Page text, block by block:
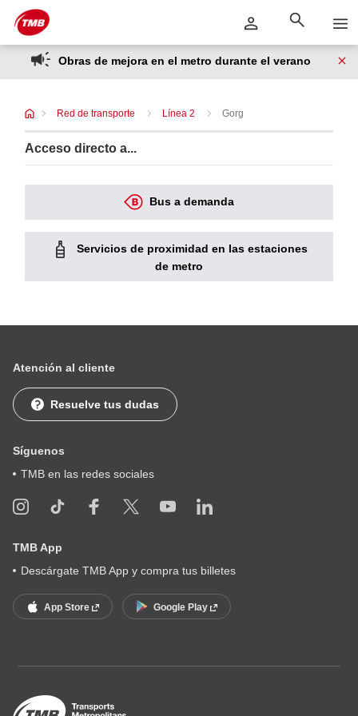
Saltar al contenido principal
Saltar
al
contenido
Obras de mejora en el metro durante el verano
Red de transporte Línea 2 Gorg
Acceso directo a...
Bus a demanda
Servicios de proximidad en las estaciones
de metro
Atención al cliente
Resuelve tus dudas
Síguenos
TMB en las redes sociales
TMB App
Descárgate TMB App y compra tus billetes
App Store Google Play